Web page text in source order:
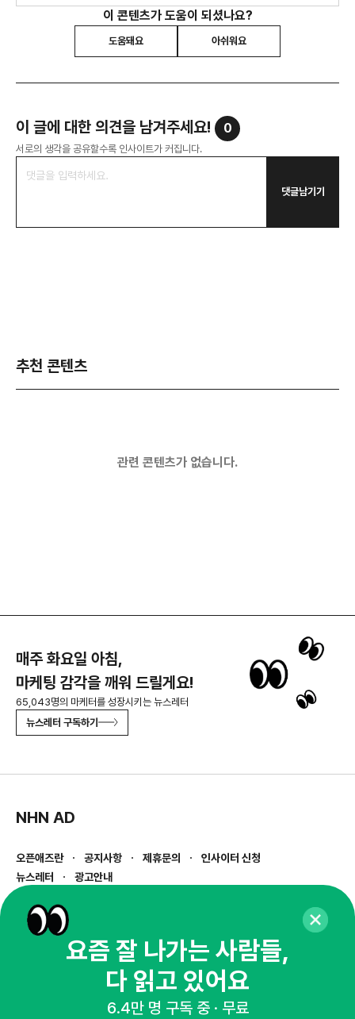
이 콘텐츠가 도움이 되셨나요?
도움돼요 아쉬워요
이 글에 대한 의견을 남겨주세요! 0
서로의 생각을 공유할수록 인사이트가 커집니다.
댓글남기기
추천 콘텐츠
관련 콘텐츠가 없습니다.
매주 화요일 아침,
마케팅 감각을 깨워 드릴게요!
65,043명의 마케터를 성장시키는 뉴스레터
뉴스레터 구독하기
NHN AD
오픈애즈란 공지사항 제휴문의
인사이터 신청
뉴스레터
광고안내
경기도 성남시 분당구 대왕판교로645번길 16
사업자등록번호 : 144-81-27690(
통신판매업신고번호 : 2014-경기성남-1023
호스팅서비스사업자 : 오픈애즈
1800-2198
openads@openads.co.kr
요즘 잘 나가는 사람들,
다 읽고 있어요
6.4만 명 구독 중 · 무료